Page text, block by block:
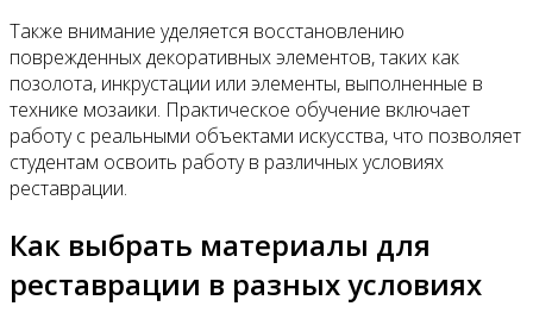
Также внимание уделяется восстановлению
поврежденных декоративных элементов, таких как
позолота, инкрустации или элементы, выполненные в
технике мозаики. Практическое обучение включает
работу с реальными объектами искусства, что позволяет
студентам освоить работу в различных условиях
реставрации.
Как выбрать материалы для
реставрации в разных условиях